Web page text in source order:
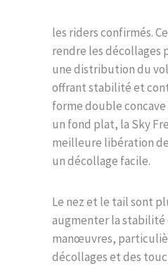
les riders confirmés.
rendre les décollages
une distribution du
offrant stabilité et
forme double
un fond plat, la Sky
meilleure libération
un décollage facile.
Le nez et le tail sont
augmenter la
manœuvres,
décollages et des